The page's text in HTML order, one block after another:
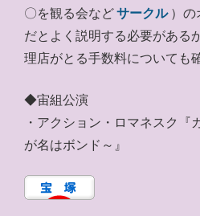
〇を観る会などサークル ）
だとよく説明する必要がある
理店がとる手数料についても
◆宙組公演
・アクション・ロマネスク『
が名はボンド～』